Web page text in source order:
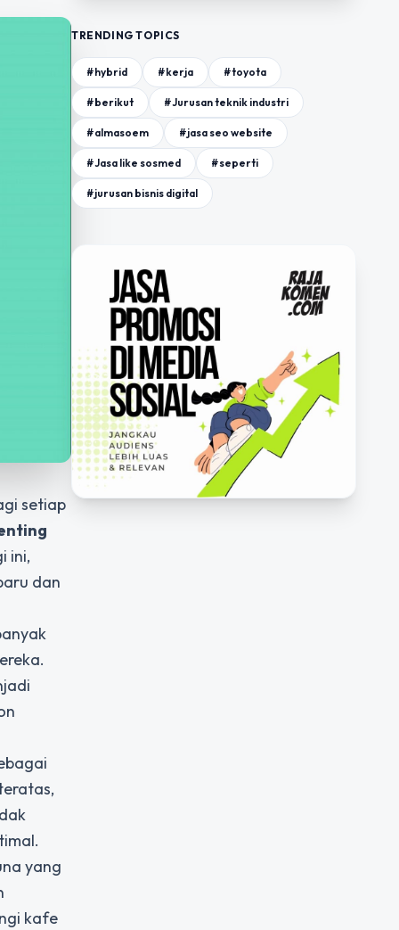
setiap
ini,
dan
yang
kafe
TRENDING TOPICS
#hybrid #kerja #toyota
#berikut #Jurusan teknik industri
#almasoem #jasa seo website
#Jasa like sosmed #seperti
#jurusan bisnis digital